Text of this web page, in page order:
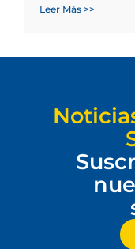
Leer Más >>